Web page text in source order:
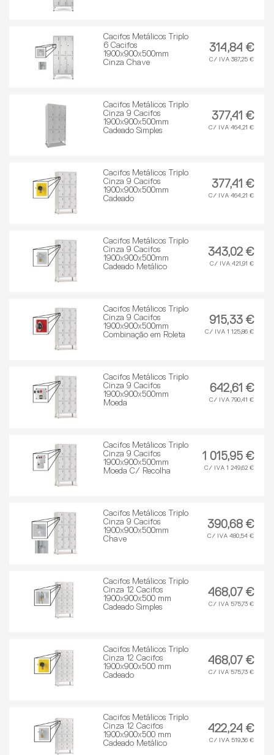
Cacifos Metálicos Triplo
6 Cacifos
1900x900x500mm
Cinza Chave
314,84 €
C/ IVA 387,25 €
Cacifos Metálicos Triplo
Cinza 9 Cacifos
1900x900x500mm
Cadeado Simples
377,41 €
C/ IVA 464,21 €
Cacifos Metálicos Triplo
Cinza 9 Cacifos
1900x900x500mm
Cadeado
377,41 €
C/ IVA 464,21 €
Cacifos Metálicos Triplo
Cinza 9 Cacifos
1900x900x500mm
Cadeado Metálico
343,02 €
C/ IVA 421,91 €
Cacifos Metálicos Triplo
Cinza 9 Cacifos
1900x900x500mm
Combinação em Roleta
915,33 €
C/ IVA 1 125,86 €
Cacifos Metálicos Triplo
Cinza 9 Cacifos
1900x900x500mm
Moeda
642,61 €
C/ IVA 790,41 €
Cacifos Metálicos Triplo
Cinza 9 Cacifos
1900x900x500mm
Moeda C/ Recolha
1 015,95 €
C/ IVA 1 249,62 €
Cacifos Metálicos Triplo
Cinza 9 Cacifos
1900x900x500mm
Chave
390,68 €
C/ IVA 480,54 €
Cacifos Metálicos Triplo
Cinza 12 Cacifos
1900x900x500 mm
Cadeado Simples
468,07 €
C/ IVA 575,73 €
Cacifos Metálicos Triplo
Cinza 12 Cacifos
1900x900x500 mm
Cadeado
468,07 €
C/ IVA 575,73 €
Cacifos Metálicos Triplo
Cinza 12 Cacifos
1900x900x500 mm
Cadeado Metálico
422,24 €
C/ IVA 519,36 €